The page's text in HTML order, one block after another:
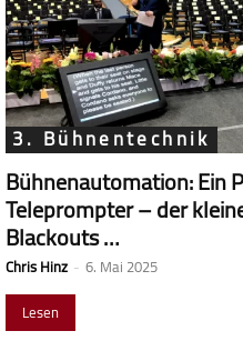
3. Bühnentechnik
Bühnenautomation: Ein
Teleprompter – der
Blackouts …
Chris Hinz - 6. Mai 2025
Lesen